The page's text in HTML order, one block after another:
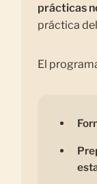
prácticas
práctica
El